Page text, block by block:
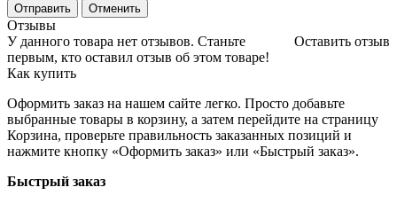
Отменить
Отзывы
Оставить отзыв
У данного товара нет отзывов. Станьте
первым, кто оставил отзыв об этом товаре!
Как купить
Оформить заказ на нашем сайте легко. Просто добавьте
выбранные товары в корзину, а затем перейдите на страницу
Корзина, проверьте правильность заказанных позиций и
нажмите кнопку «Оформить заказ» или «Быстрый заказ».
Быстрый заказ